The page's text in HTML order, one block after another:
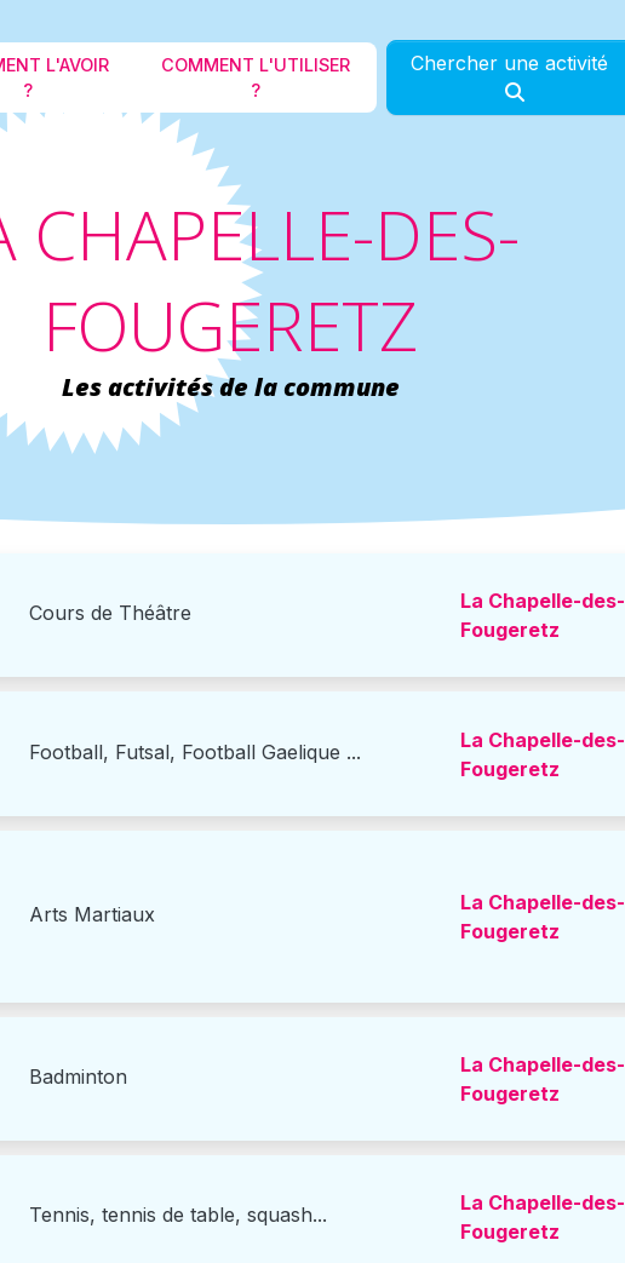
L'AVOIR
?
COMMENT L'UTILISER
?
Chercher une activité
CHAPELLE-DES-
FOUGERETZ
Les activités de la commune
Cours de Théâtre
La Chapelle-des-
Fougeretz
Football, Futsal, Football Gaelique ...
La Chapelle-des-
Fougeretz
Arts Martiaux
La Chapelle-des-
Fougeretz
Badminton
La Chapelle-des-
Fougeretz
Tennis, tennis de table, squash...
La Chapelle-des-
Fougeretz